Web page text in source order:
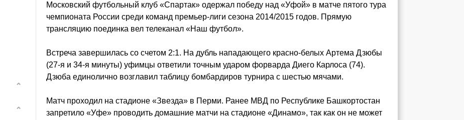
Московский футбольный клуб «Спартак» одержал победу над «Уфой» в матче пятого тура
чемпионата России среди команд премьер-лиги сезона 2014/2015 годов. Прямую
трансляцию поединка вел телеканал «Наш футбол».
Встреча завершилась со счетом 2:1. На дубль нападающего красно-белых Артема Дзюбы
(27-я и 34-я минуты) уфимцы ответили точным ударом форварда Диего Карлоса (74).
Дзюба единолично возглавил таблицу бомбардиров турнира с шестью мячами.
Матч проходил на стадионе «Звезда» в Перми. Ранее МВД по Республике Башкортостан
запретило «Уфе» проводить домашние матчи на стадионе «Динамо», так как он не может